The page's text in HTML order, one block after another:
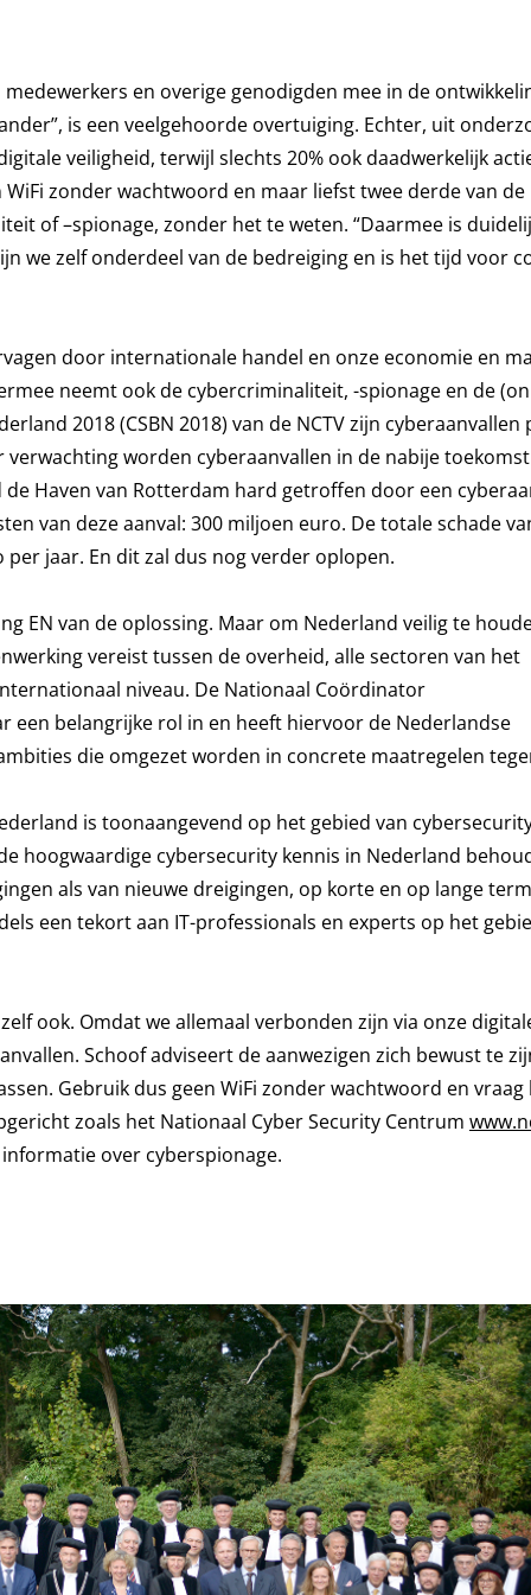
en overige genodigden mee in de
is een veelgehoorde overtuiging. Echter, uit
veiligheid, terwijl slechts 20% ook daadwerkelijk
zonder wachtwoord en maar liefst twee derde van de
of –spionage, zonder het te weten. “Daarmee is
we zelf onderdeel van de bedreiging en is het tijd voor
door internationale handel en onze economie en
neemt ook de cybercriminaliteit, -spionage en de
2018 (CSBN 2018) van de NCTV zijn
worden cyberaanvallen in de nabije
Haven van Rotterdam hard getroffen door een
van deze aanval: 300 miljoen euro. De totale schade
jaar. En dit zal dus nog verder oplopen.
EN van de oplossing. Maar om Nederland veilig te
vereist tussen de overheid, alle sectoren van het
niveau. De Nationaal Coördinator
een belangrijke rol in en heeft hiervoor de Nederlandse
die omgezet worden in concrete maatregelen
is toonaangevend op het gebied van
hoogwaardige cybersecurity kennis in Nederland
als van nieuwe dreigingen, op korte en op lange
een tekort aan IT-professionals en experts op het
ook. Omdat we allemaal verbonden zijn via onze
Schoof adviseert de aanwezigen zich bewust te
Gebruik dus geen WiFi zonder wachtwoord en vraag
zoals het Nationaal Cyber Security Centrum
over cyberspionage.